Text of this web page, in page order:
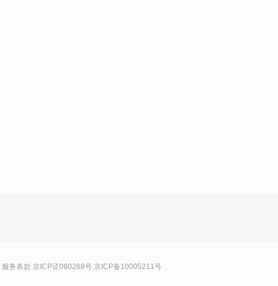
服务条款 京ICP证080268号 京ICP备10005211号